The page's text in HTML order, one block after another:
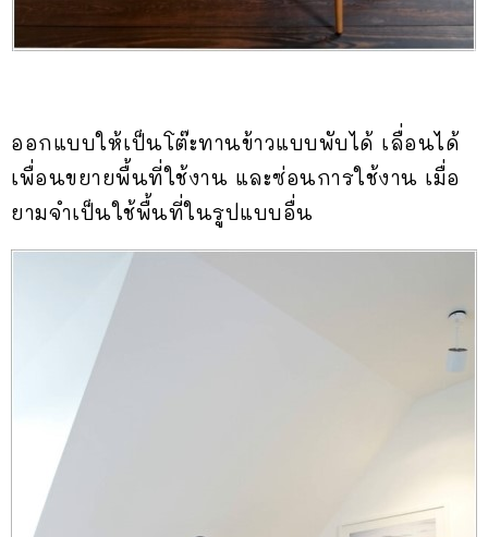
ออกแบบให้เป็นโต๊ะทานข้าวแบบพับได้ เลื่อนได้
เพื่อนขยายพื้นที่ใช้งาน และซ่อนการใช้งาน เมื่อ
ยามจำเป็นใช้พื้นที่ในรูปแบบอื่น